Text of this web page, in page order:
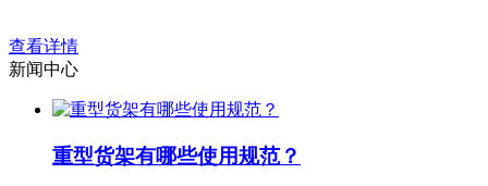
查看详情
新闻中心
重型货架有哪些使用规范？